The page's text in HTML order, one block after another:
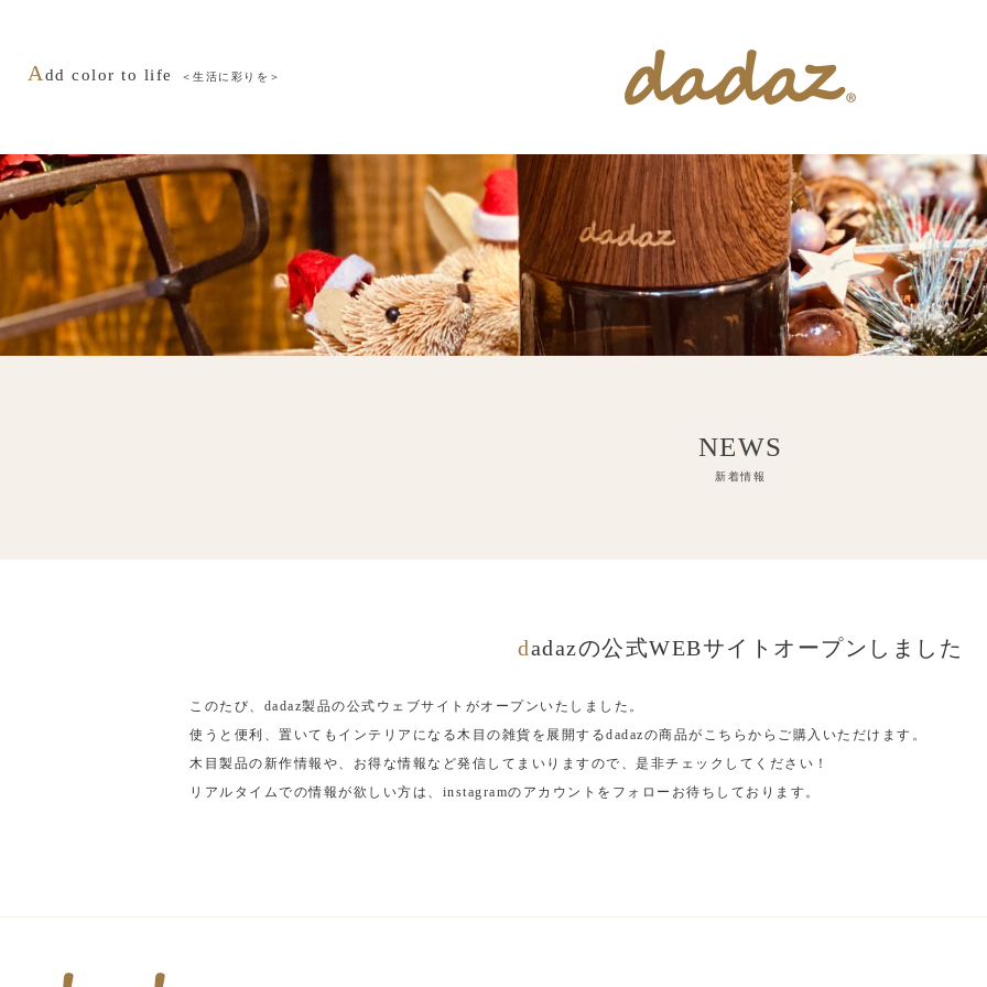
Add color to life ＜生活に彩りを＞
AROMA
NEWS
新着情報
dadazの公式WEBサイトオープンしました
このたび、dadaz製品の公式ウェブサイトがオープンいたしました。
使うと便利、置いてもインテリアになる木目の雑貨を展開するdadazの商品がこちらからご購入いただけます。
木目製品の新作情報や、お得な情報など発信してまいりますので、是非チェックしてください！
リアルタイムでの情報が欲しい方は、instagramのアカウントをフォローお待ちしております。